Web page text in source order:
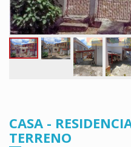
CASA -
TERRENO